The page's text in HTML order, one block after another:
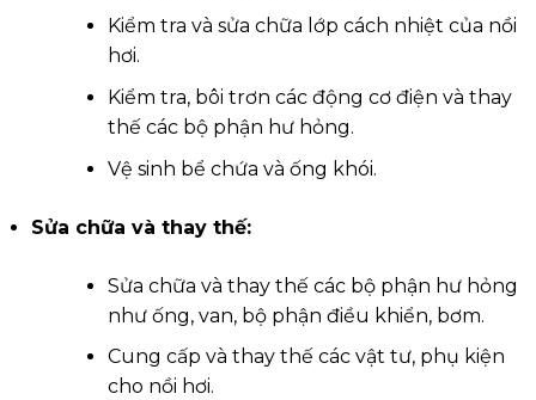
Kiểm tra và sửa chữa lớp cách nhiệt của nồi
hơi.
Kiểm tra, bôi trơn các động cơ điện và thay
thế các bộ phận hư hỏng.
Vệ sinh bể chứa và ống khói.
Sửa chữa và thay thế:
Sửa chữa và thay thế các bộ phận hư hỏng
như ống, van, bộ phận điều khiển, bơm.
Cung cấp và thay thế các vật tư, phụ kiện
cho nồi hơi.